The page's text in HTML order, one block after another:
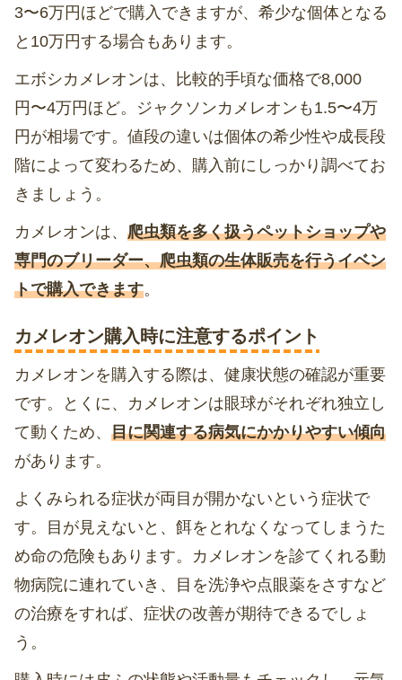
3〜6万円ほどで購入できますが、希少な個体となる
と10万円する場合もあります。
エボシカメレオンは、比較的手頃な価格で8,000
円〜4万円ほど。ジャクソンカメレオンも1.5〜4万
円が相場です。値段の違いは個体の希少性や成長段
階によって変わるため、購入前にしっかり調べてお
きましょう。
カメレオンは、 爬虫類を多く扱うペットショップや
専門のブリーダー、爬虫類の生体販売を行うイベン
トで購入できます。
カメレオン購入時に注意するポイント
カメレオンを購入する際は、健康状態の確認が重要
です。とくに、カメレオンは眼球がそれぞれ独立し
て動くため、 目に関連する病気にかかりやすい傾向
があります。
よくみられる症状が両目が開かないという症状で
す。目が見えないと、餌をとれなくなってしまうた
め命の危険もあります。カメレオンを診てくれる動
物病院に連れていき、目を洗浄や点眼薬をさすなど
の治療をすれば、症状の改善が期待できるでしょ
う。